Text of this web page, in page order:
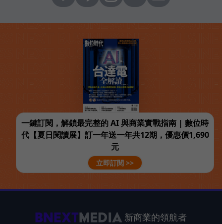
一鍵訂閱，解鎖最完整的 AI 與商業實戰指南 | 數位時
代【夏日閱讀展】訂一年送一年共12期，優惠價1,690
元
立即訂閱 >>
新商業的領航者